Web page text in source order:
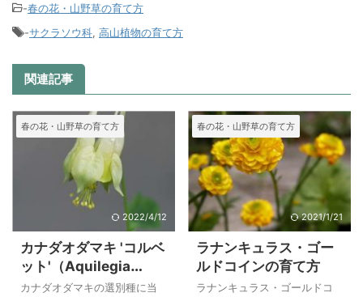
-春の花・山野草の育て方
-サクラソウ科, 高山植物の育て方
関連記事
春の花・山野草の育て方
2022/4/12
カナダオダマキ 'コルベ
ット'（Aquilegia
canadensis'Corbett'
カナダオダマキの選別種に当
春の花・山野草の育て方
2021/1/21
ラナンキュラス・ゴー
ルドコインの育て方
ラナンキュラス・ゴールドコ